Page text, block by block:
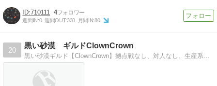
710111 4
週間IN:0 週間OUT:330 月間IN:80
20
黒い砂漠 ギルドClownCrown
黒い砂漠ギルド【ClownCrown】拠点戦なし、対人なし、生産系ギルド、戦う農民ギルド！採取+3 釣り+2 攻撃+4 命中+4 HP+2 ﾀﾞﾒ減+3